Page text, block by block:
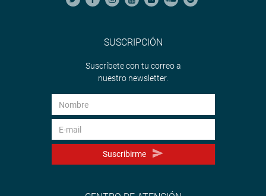
SUSCRIPCIÓN
Suscríbete con tu correo a
nuestro newsletter.
Suscribirme